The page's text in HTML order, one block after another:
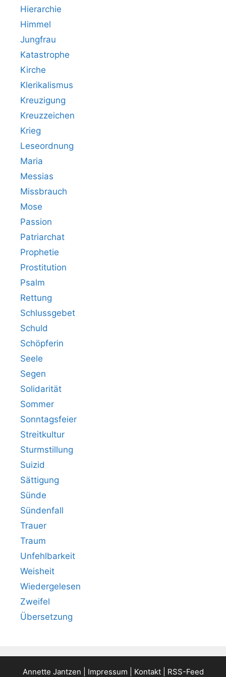
Hierarchie
Himmel
Jungfrau
Katastrophe
Kirche
Klerikalismus
Kreuzigung
Kreuzzeichen
Krieg
Leseordnung
Maria
Messias
Missbrauch
Mose
Passion
Patriarchat
Prophetie
Prostitution
Psalm
Rettung
Schlussgebet
Schuld
Schöpferin
Seele
Segen
Solidarität
Sommer
Sonntagsfeier
Streitkultur
Sturmstillung
Suizid
Sättigung
Sünde
Sündenfall
Trauer
Traum
Unfehlbarkeit
Weisheit
Wiedergelesen
Zweifel
Übersetzung
Annette Jantzen | Impressum Kontakt| RSS-Feed